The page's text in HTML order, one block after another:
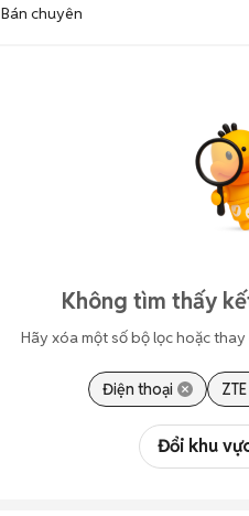
Bán chuyên
Không tìm thấy
Hãy xóa một số bộ lọc hoặc
Điện thoại ZTE
Đổi khu